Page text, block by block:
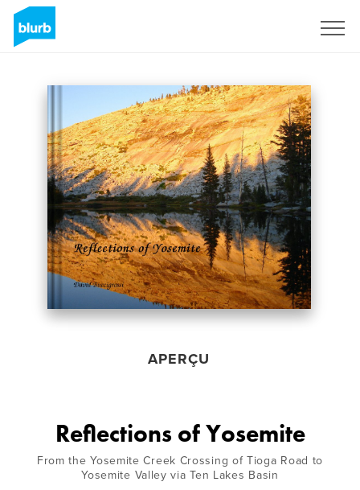
APERÇU
Reflections of Yosemite
From the Yosemite Creek Crossing of Tioga Road to
Yosemite Valley via Ten Lakes Basin